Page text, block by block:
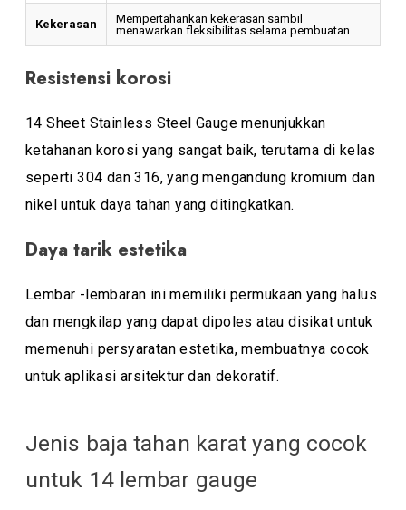
Kekerasan
Mempertahankan kekerasan sambil
menawarkan fleksibilitas selama pembuatan.
Resistensi korosi
14 Sheet Stainless Steel Gauge menunjukkan
ketahanan korosi yang sangat baik, terutama di kelas
seperti 304 dan 316, yang mengandung kromium dan
nikel untuk daya tahan yang ditingkatkan.
Daya tarik estetika
Lembar -lembaran ini memiliki permukaan yang halus
dan mengkilap yang dapat dipoles atau disikat untuk
memenuhi persyaratan estetika, membuatnya cocok
untuk aplikasi arsitektur dan dekoratif.
Jenis baja tahan karat yang cocok
untuk 14 lembar gauge